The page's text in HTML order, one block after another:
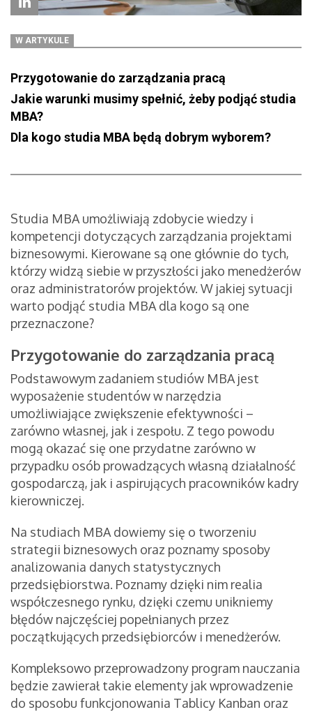
W ARTYKULE
Przygotowanie do zarządzania pracą
Jakie warunki musimy spełnić, żeby podjąć studia
MBA?
Dla kogo studia MBA będą dobrym wyborem?
Studia MBA umożliwiają zdobycie wiedzy i
kompetencji dotyczących zarządzania projektami
biznesowymi. Kierowane są one głównie do tych,
którzy widzą siebie w przyszłości jako menedżerów
oraz administratorów projektów. W jakiej sytuacji
warto podjąć studia MBA dla kogo są one
przeznaczone?
Przygotowanie do zarządzania pracą
Podstawowym zadaniem studiów MBA jest
wyposażenie studentów w narzędzia
umożliwiające zwiększenie efektywności –
zarówno własnej, jak i zespołu. Z tego powodu
mogą okazać się one przydatne zarówno w
przypadku osób prowadzących własną działalność
gospodarczą, jak i aspirujących pracowników kadry
kierowniczej.
Na studiach MBA dowiemy się o tworzeniu
strategii biznesowych oraz poznamy sposoby
analizowania danych statystycznych
przedsiębiorstwa. Poznamy dzięki nim realia
współczesnego rynku, dzięki czemu unikniemy
błędów najczęściej popełnianych przez
początkujących przedsiębiorców i menedżerów.
Kompleksowo przeprowadzony program nauczania
będzie zawierał takie elementy jak wprowadzenie
do sposobu funkcjonowania Tablicy Kanban oraz